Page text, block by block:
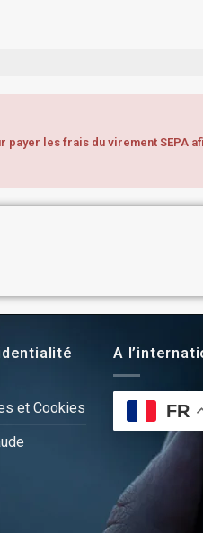
les frais du virement SEPA
et Cookies
A
FR